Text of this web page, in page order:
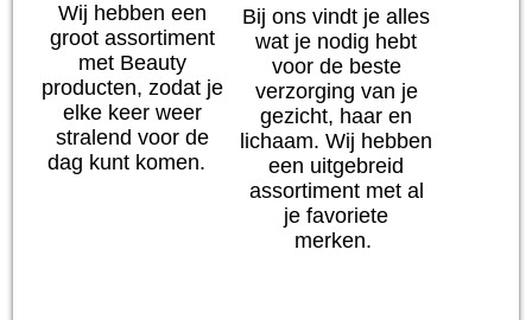
Wij hebben een
groot assortiment
met Beauty
producten, zodat je
elke keer weer
stralend voor de
dag kunt komen.
Bij ons vindt je alles
wat je nodig hebt
voor de beste
verzorging van je
gezicht, haar en
lichaam. Wij hebben
een uitgebreid
assortiment met al
je favoriete
merken.